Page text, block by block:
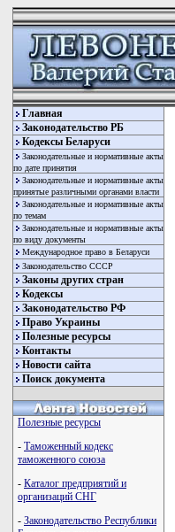
Главная
Законодательство РБ
Кодексы Беларуси
Законодательные и нормативные акты
по дате принятия
Законодательные и нормативные акты
принятые различными органами власти
Законодательные и нормативные акты
по темам
Законодательные и нормативные акты
по виду документы
Международное право в Беларуси
Законодательство СССР
Законы других стран
Кодексы
Законодательство РФ
Право Украины
Полезные ресурсы
Контакты
Новости сайта
Поиск документа
Полезные ресурсы
- Таможенный кодекс
таможенного союза
- Каталог предприятий и
организаций СНГ
- Законодательство Республики